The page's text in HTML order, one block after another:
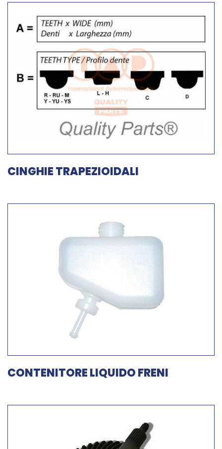
CINGHIE TRAPEZIOIDALI
CONTENITORE LIQUIDO FRENI